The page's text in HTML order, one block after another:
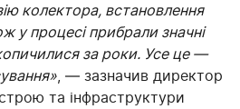
колектора, встановлення
у процесі прибрали значні
за роки. Усе це —
, — зазначив директор
та інфраструктури